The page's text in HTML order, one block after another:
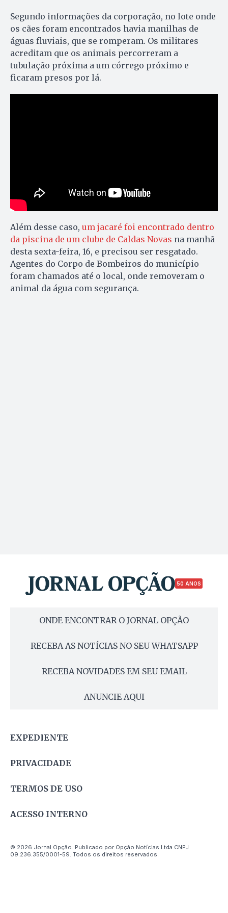
Segundo informações da corporação, no lote onde
os cães foram encontrados havia manilhas de
águas fluviais, que se romperam. Os militares
acreditam que os animais percorreram a
tubulação próxima a um córrego próximo e
ficaram presos por lá.
Além desse caso, um jacaré foi encontrado dentro
da piscina de um clube de Caldas Novas na manhã
desta sexta-feira, 16, e precisou ser resgatado.
Agentes do Corpo de Bombeiros do município
foram chamados até o local, onde removeram o
animal da água com segurança.
50 ANOS
ONDE ENCONTRAR O JORNAL OPÇÃO
RECEBA AS NOTÍCIAS NO SEU WHATSAPP
RECEBA NOVIDADES EM SEU EMAIL
ANUNCIE AQUI
EXPEDIENTE
PRIVACIDADE
TERMOS DE USO
ACESSO INTERNO
© 2026 Jornal Opção. Publicado por Opção Notícias Ltda CNPJ
09.236.355/0001-59. Todos os direitos reservados.